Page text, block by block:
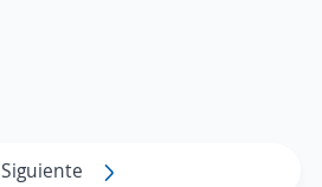
Siguiente